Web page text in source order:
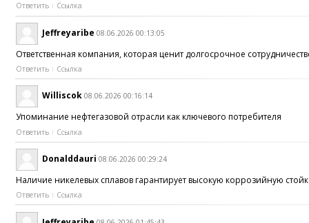
Ответить Ссылка
Jeffreyaribe 08.06.2026 00:13:05
Ответственная компания, которая ценит долгосрочное
Ответить Ссылка
Williscok 08.06.2026 00:16:14
Упоминание нефтегазовой отрасли как ключевого потребителя
Ответить Ссылка
Donalddauri 08.06.2026 00:29:24
Наличие никелевых сплавов гарантирует высокую коррозийную
Ответить Ссылка